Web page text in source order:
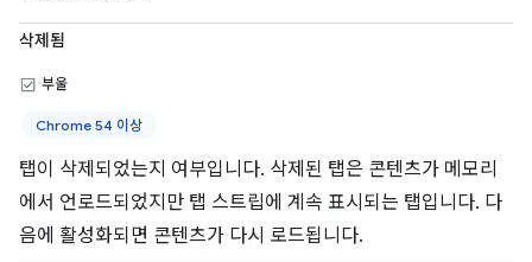
삭제됨
부울
Chrome 54 이상
탭이 삭제되었는지 여부입니다. 삭제된 탭은 콘텐츠가 메모리
에서 언로드되었지만 탭 스트립에 계속 표시되는 탭입니다. 다
음에 활성화되면 콘텐츠가 다시 로드됩니다.